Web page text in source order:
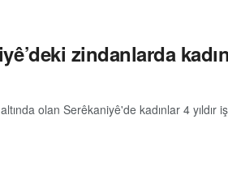
zindanlarda
olan Serêkaniyê'de kadınlar 4 yıldır